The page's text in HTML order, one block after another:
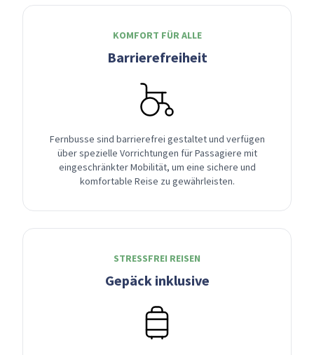
KOMFORT FÜR ALLE
Barrierefreiheit
Fernbusse sind barrierefrei gestaltet und verfügen
über spezielle Vorrichtungen für Passagiere mit
eingeschränkter Mobilität, um eine sichere und
komfortable Reise zu gewährleisten.
STRESSFREI REISEN
Gepäck inklusive